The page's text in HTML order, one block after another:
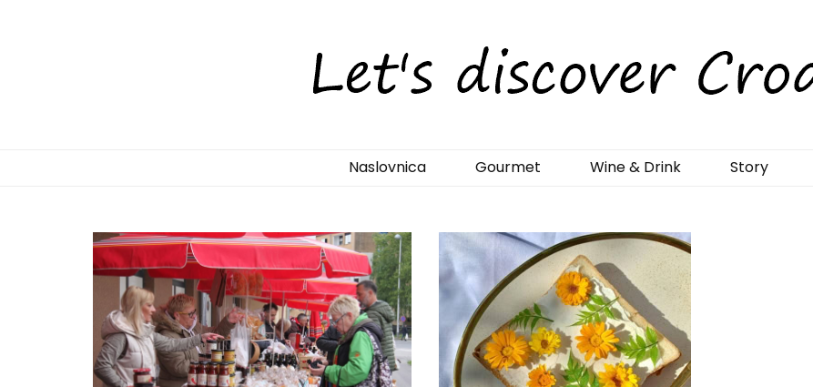
LetsDiscoverCroatia
Naslovnica Gourmet Wine & Drink Story